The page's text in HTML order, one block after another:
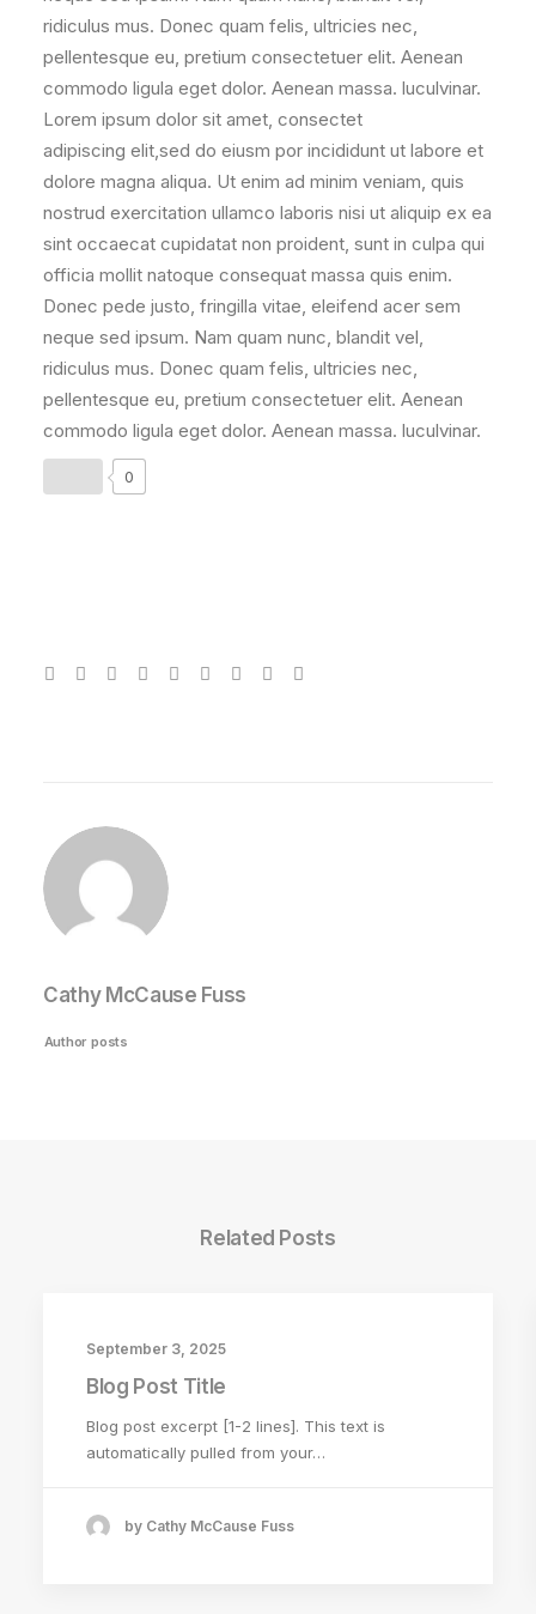
ridiculus mus. Donec quam felis, ultricies nec,
pellentesque eu, pretium consectetuer elit. Aenean
commodo ligula eget dolor. Aenean massa. luculvinar.
Lorem ipsum dolor sit amet, consectet
adipiscing elit,sed do eiusm por incididunt ut labore et
dolore magna aliqua. Ut enim ad minim veniam, quis
nostrud exercitation ullamco laboris nisi ut aliquip ex ea
sint occaecat cupidatat non proident, sunt in culpa qui
officia mollit natoque consequat massa quis enim.
Donec pede justo, fringilla vitae, eleifend acer sem
neque sed ipsum. Nam quam nunc, blandit vel,
ridiculus mus. Donec quam felis, ultricies nec,
pellentesque eu, pretium consectetuer elit. Aenean
commodo ligula eget dolor. Aenean massa. luculvinar.
0
Cathy McCause Fuss
Author posts
Related Posts
September 3, 2025
Blog Post Title
Blog post excerpt [1-2 lines]. This text is
automatically pulled from your…
by Cathy McCause Fuss